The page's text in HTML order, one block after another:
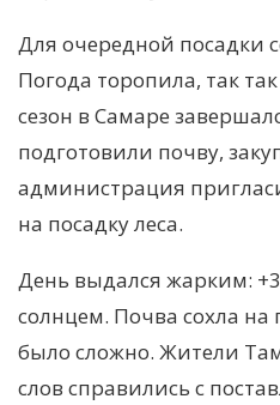
Для очередной посадки
Погода торопила, так
сезон в Самаре
подготовили почву,
администрация
на посадку леса.
День выдался жарким:
солнцем. Почва сохла на
было сложно. Жители
слов справились с